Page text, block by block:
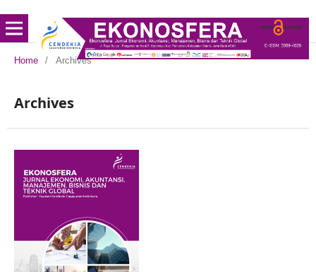
Home / Archives
Archives